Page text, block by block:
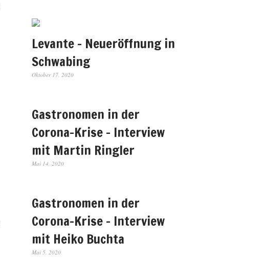
Levante – Neueröffnung in
Schwabing
Oktober 17, 2020
Gastronomen in der
Corona-Krise – Interview
mit Martin Ringler
Mai 14, 2020
Gastronomen in der
Corona-Krise – Interview
mit Heiko Buchta
Mai 5, 2020